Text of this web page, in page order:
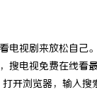
电视剧来放松自
搜电视免费在线
开浏览器，输入